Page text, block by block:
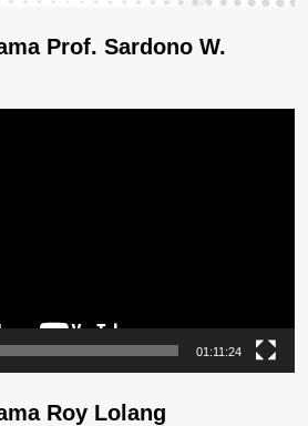
Prof. Sardono W.
01:11:24
Roy Lolang